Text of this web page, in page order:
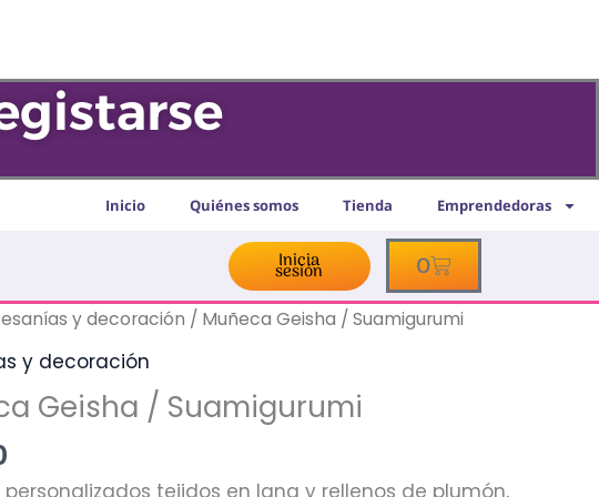
Inicio Quiénes somos Tienda Emprendedoras
Inicia
sesión 0
Cart
y decoración / Muñeca Geisha / Suamigurumi
y decoración
Geisha / Suamigurumi
personalizados tejidos en lana y rellenos de plumón,